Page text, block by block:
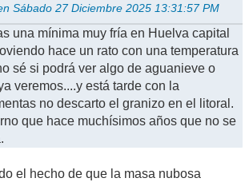
Sábado 27 Diciembre 2025 13:31:57 PM
una mínima muy fría en Huelva capital
hace un rato con una temperatura
sé si podrá ver algo de aguanieve o
veremos....y está tarde con la
no descarto el granizo en el litoral.
que hace muchísimos años que no se
el hecho de que la masa nubosa